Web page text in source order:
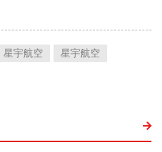
星宇航空
星宇航空